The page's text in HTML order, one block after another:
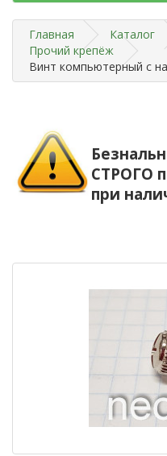
Главная Каталог
Прочий крепёж
Bинт компьютерный с
СТРОГО
при